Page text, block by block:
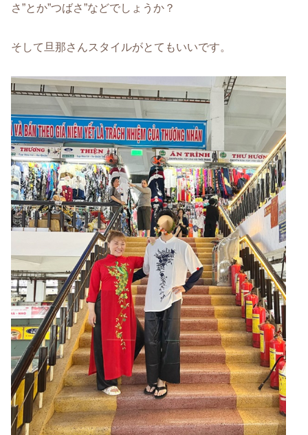
さ”とか”つばさ”などでしょうか？
そして旦那さんスタイルがとてもいいです。